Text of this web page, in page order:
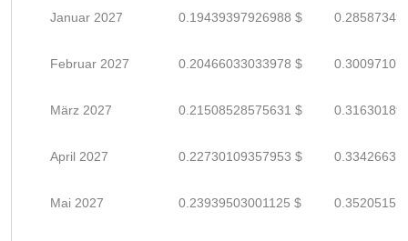
Januar 2027 0.19439397926988 $
Februar 2027 0.20466033033978 $
März 2027 0.21508528575631 $
April 2027 0.22730109357953 $
Mai 2027 0.23939503001125 $